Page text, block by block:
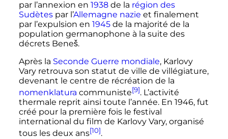
par l’annexion en 1938de la région des
Sudètespar l’Allemagne nazie et finalement
par l’expulsion en 1945de la majorité de la
population germanophone à la suite des
décrets Beneš.
Après la Seconde Guerre mondiale, Karlovy
Vary retrouva son statut de ville de villégiature,
devenant le centre de récréation de la
nomenklatura communiste[9]. L’activité
thermale reprit ainsi toute l’année. En 1946, fut
créé pour la première fois le festival
international du film de Karlovy Vary, organisé
tous les deux ans[10].